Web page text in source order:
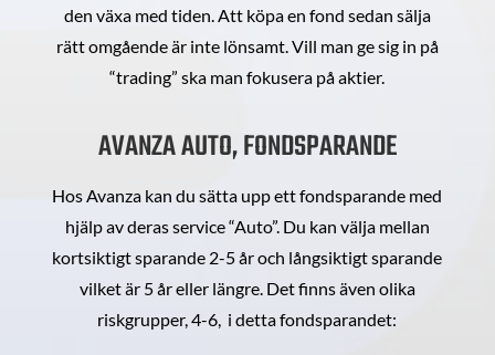
den växa med tiden. Att köpa en fond sedan sälja
rätt omgående är inte lönsamt. Vill man ge sig in på
“trading” ska man fokusera på aktier.
AVANZA AUTO, FONDSPARANDE
Hos Avanza kan du sätta upp ett fondsparande med
hjälp av deras service “Auto”. Du kan välja mellan
kortsiktigt sparande 2-5 år och långsiktigt sparande
vilket är 5 år eller längre. Det finns även olika
riskgrupper, 4-6, i detta fondsparandet: